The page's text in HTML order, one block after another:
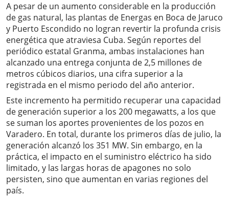
A pesar de un aumento considerable en la producción
de gas natural, las plantas de Energas en Boca de Jaruco
y Puerto Escondido no logran revertir la profunda crisis
energética que atraviesa Cuba. Según reportes del
periódico estatal Granma, ambas instalaciones han
alcanzado una entrega conjunta de 2,5 millones de
metros cúbicos diarios, una cifra superior a la
registrada en el mismo periodo del año anterior.
Este incremento ha permitido recuperar una capacidad
de generación superior a los 200 megawatts, a los que
se suman los aportes provenientes de los pozos en
Varadero. En total, durante los primeros días de julio, la
generación alcanzó los 351 MW. Sin embargo, en la
práctica, el impacto en el suministro eléctrico ha sido
limitado, y las largas horas de apagones no solo
persisten, sino que aumentan en varias regiones del
país.